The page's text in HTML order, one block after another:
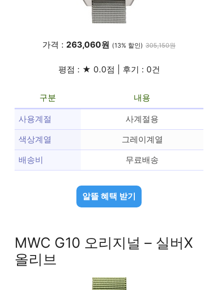
가격 : 263,060원 (13% 할인) 305,150원
평점 : ★ 0.0점 | 후기 : 0건
구분 내용
사용계절 사계절용
색상계열 그레이계열
배송비 무료배송
알뜰 혜택 받기
MWC G10 오리지널 – 실버X
올리브